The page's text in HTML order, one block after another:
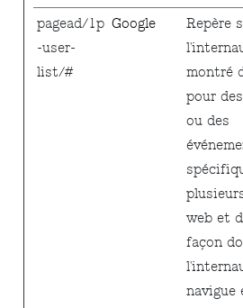
pagead/1p
-user-
list/#
Google
Repère
montré
pour
ou des
web et
façon
navigue